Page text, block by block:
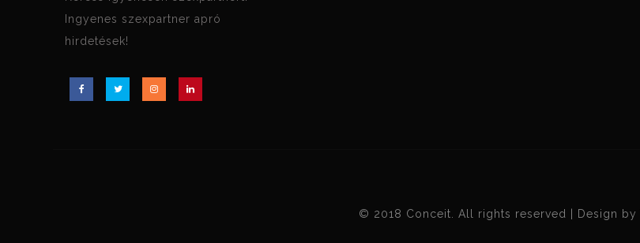
Ingyenes szexpartner apró
hirdetések!
© 2018 Conceit. All rights reserved | Design by